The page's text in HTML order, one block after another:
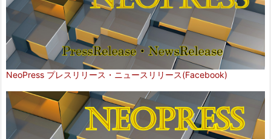
NeoPress プレスリリース・ニュースリリース(Facebook)